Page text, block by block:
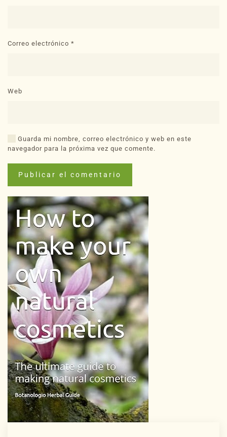
Correo electrónico *
Web
Guarda mi nombre, correo electrónico y web en este
navegador para la próxima vez que comente.
Publicar el comentario